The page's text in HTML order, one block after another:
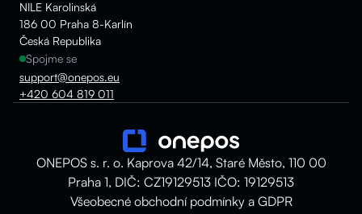
NILE Karolinská
186 00 Praha 8-Karlín
Česká Republika
Spojme se
support@onepos.eu
+420 604 819 011
ONEPOS s. r. o. Kaprova 42/14, Staré Město, 110 00
Praha 1, DIČ: CZ19129513 IČO: 19129513
Všeobecné obchodní podmínky a GDPR